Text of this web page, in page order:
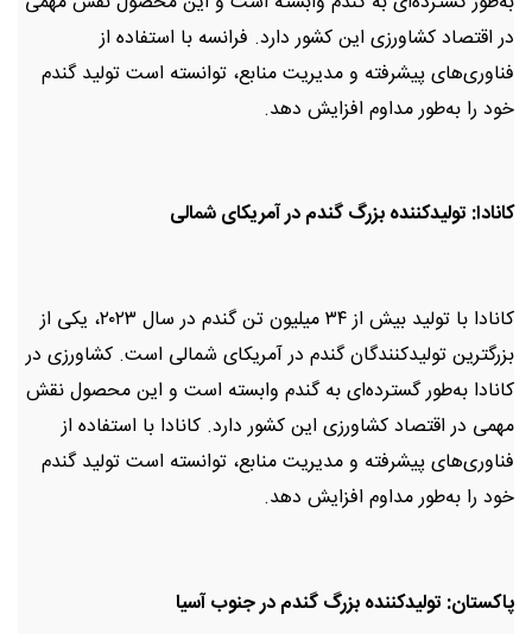
در اقتصاد کشاورزی این کشور دارد. فرانسه با استفاده از
فناوری‌های پیشرفته و مدیریت منابع، توانسته است تولید گندم
خود را به‌طور مداوم افزایش دهد.
کانادا: تولیدکننده بزرگ گندم در آمریکای شمالی
کانادا با تولید بیش از ۳۴ میلیون تن گندم در سال ۲۰۲۳، یکی از
بزرگترین تولیدکنندگان گندم در آمریکای شمالی است. کشاورزی در
کانادا به‌طور گسترده‌ای به گندم وابسته است و این محصول نقش
مهمی در اقتصاد کشاورزی این کشور دارد. کانادا با استفاده از
فناوری‌های پیشرفته و مدیریت منابع، توانسته است تولید گندم
خود را به‌طور مداوم افزایش دهد.
پاکستان: تولیدکننده بزرگ گندم در جنوب آسیا